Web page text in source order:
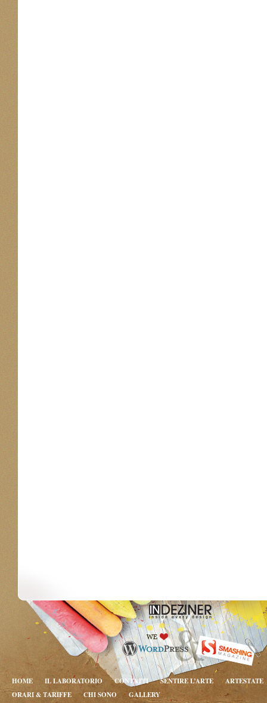
HOME IL LABORATORIO CONTATTI SENTIRE L’ARTE
ARTESTATE
ORARI & TARIFFE
CHI SONO GALLERY